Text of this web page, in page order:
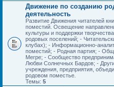
Движение по созданию
деятельность
Развитие Движения читателей
поместий. Освещение
культуры и поддержки
родовых поселений; -
клубах); - Информационно-
поместий; - Родная партия; -
Мегре; - Сообщество
Любви Солнечных Бардов; -
учреждения, предприятия,
родовом поместье.
Темы: 5